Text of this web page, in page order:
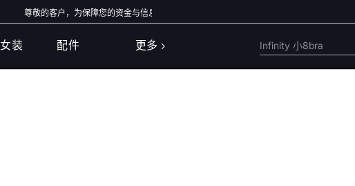
尊敬的客户，为保障您的资金与信息安全，我们特别提醒：本店不会开展任何刷单活动，
女装 配件 更多 Infinity 小8bra